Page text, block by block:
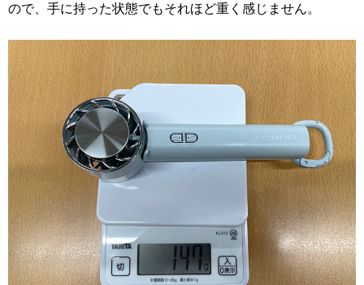
ので、手に持った状態でもそれほど重く感じません。